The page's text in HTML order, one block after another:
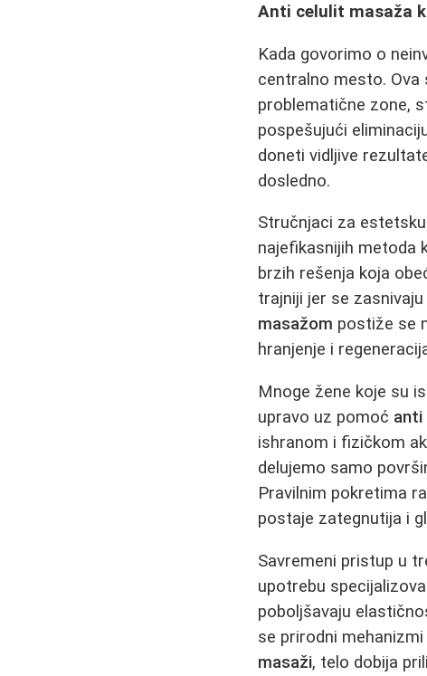
Anti celulit masaža
Kada govorimo o
centralno mesto. Ova
problematične zone,
pospešujući
doneti vidljive
dosledno.
Stručnjaci za
najefikasnijih metoda
brzih rešenja koja
trajniji jer se
masažom postiže se
hranjenje i
Mnoge žene koje su
upravo uz pomoć anti
ishranom i fizičkom
delujemo samo
Pravilnim pokretima
postaje zategnutija i
Savremeni pristup u
upotrebu
poboljšavaju
se prirodni
masaži, telo dobija